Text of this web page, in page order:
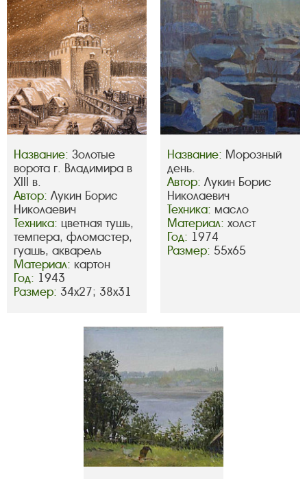
Название: Золотые
ворота г. Владимира в
XIII в.
Автор: Лукин Борис
Николаевич
Техника: цветная тушь,
темпера, фломастер,
гуашь, акварель
Материал: картон
Год: 1943
Размер: 34х27; 38х31
Название: Морозный
день.
Автор: Лукин Борис
Николаевич
Техника: масло
Материал: холст
Год: 1974
Размер: 55х65